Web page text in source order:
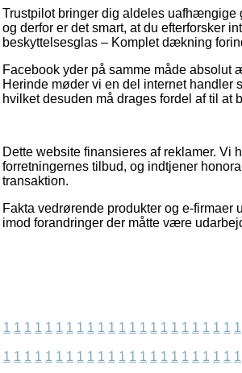
Trustpilot bringer dig aldeles
og derfor er det smart, at du efterforsker
beskyttelsesglas – Komplet dækning
Facebook yder på samme måde
Herinde møder vi en del internet handler
hvilket desuden må drages fordel af til at
Dette website finansieres af reklamer. Vi
forretningernes tilbud, og indtjener
transaktion.
Fakta vedrørende produkter og e-firmaer
imod forandringer der måtte være
1 1 1 1 1 1 1 1 1 1 1 1 1 1 1 1 1 1 1 1 1 1 1
1 1 1 1 1 1 1 1 1 1 1 1 1 1 1 1 1 1 1 1 1 1 1